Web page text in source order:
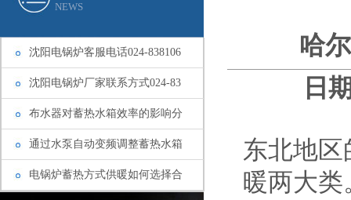
NEWS
沈阳电锅炉客服电话024-838106
沈阳电锅炉厂家联系方式024-83
布水器对蓄热水箱效率的影响分
通过水泵自动变频调整蓄热水箱
电锅炉蓄热方式供暖如何选择合
哈
日
东北地
暖两大类